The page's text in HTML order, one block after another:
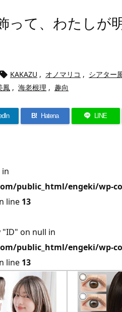
って、わたしが
 KAKAZU , オノマリコ , シアター
鳳 , 海老根理 , 趣向
B! Hatena LINE
in
public_html/engeki/wp-
line 13
on null in
public_html/engeki/wp-
line 13